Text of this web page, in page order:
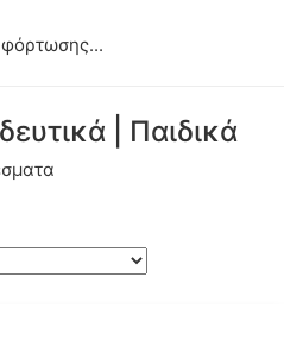
| Παιδικά